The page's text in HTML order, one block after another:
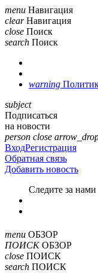
menu Навигация
clear Навигация
close Поиск
search Поиск
warning
subject
Подписаться
на новости
person close
ВходРегистрация
Обратная связь
Добавить новость
Cледите за нами
menu ОБЗОР
ПОИСК ОБЗОР
close ПОИСК
search ПОИСК